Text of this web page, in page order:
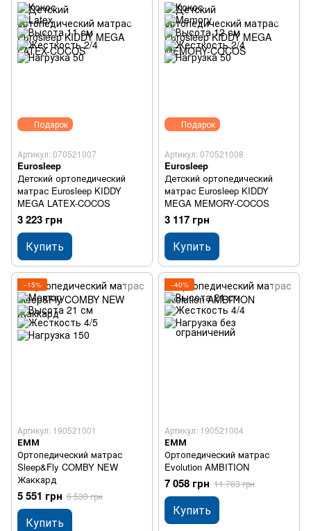
Подарок
Артикул: 070521007
Eurosleep
Детский ортопедический
матрас Eurosleep KIDDY
MEGA LATEX-COCOS
3 223 грн
Купить
Подарок
Артикул: 070521008
Eurosleep
Детский ортопедический
матрас Eurosleep KIDDY
MEGA MEMORY-COCOS
3 117 грн
Купить
−15%
Артикул: 190521001
ЕММ
Ортопедический матрас
Sleep&Fly COMBY NEW
Жаккард
5 551 грн 6 530 грн
Купить
−40%
Артикул: 190521004
ЕММ
Ортопедический матрас
Evolution AMBITION
7 058 грн 11 763 грн
Купить